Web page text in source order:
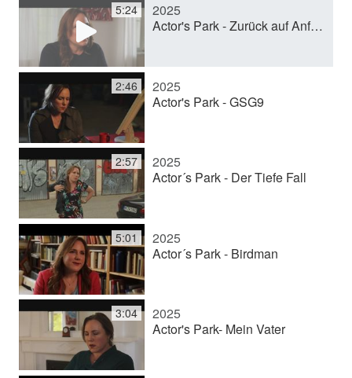
y
V
i
d
e
o
5:24
2025
Actor's Park - Zurück auf Anfang
2:46
2025
Actor's Park - GSG9
2:57
2025
Actor´s Park - Der Tiefe Fall
5:01
2025
Actor´s Park - Birdman
3:04
2025
Actor's Park- Mein Vater